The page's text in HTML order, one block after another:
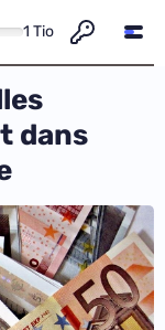
1 Tio
dans